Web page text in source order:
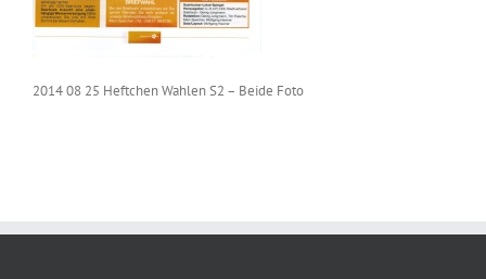
2014 08 25 Heftchen Wahlen S2 – Beide Foto